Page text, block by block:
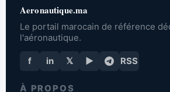
Aeronautique.ma
Le portail marocain de référence
l'aéronautique.
f in 𝕏 ▶ RSS
À PROPOS